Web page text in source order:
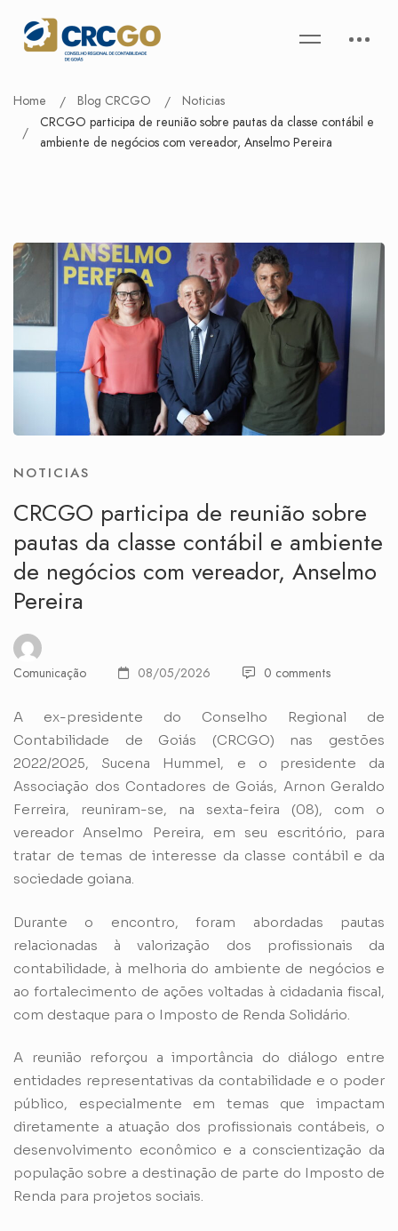
Home Blog CRCGO
Noticias
CRCGO participa de reunião sobre pautas da classe contábil e
ambiente de negócios com vereador, Anselmo Pereira
NOTICIAS
CRCGO participa de reunião sobre
pautas da classe contábil e ambiente
de negócios com vereador, Anselmo
Pereira
Comunicação 08/05/2026 0 comments
A ex-presidente do Conselho Regional de
Contabilidade de Goiás (CRCGO) nas gestões
2022/2025, Sucena Hummel, e o presidente da
Associação dos Contadores de Goiás, Arnon Geraldo
Ferreira, reuniram-se, na sexta-feira (08), com o
vereador Anselmo Pereira, em seu escritório, para
tratar de temas de interesse da classe contábil e da
sociedade goiana.
Durante o encontro, foram abordadas pautas
relacionadas à valorização dos profissionais da
contabilidade, à melhoria do ambiente de negócios e
ao fortalecimento de ações voltadas à cidadania fiscal,
com destaque para o Imposto de Renda Solidário.
A reunião reforçou a importância do diálogo entre
entidades representativas da contabilidade e o poder
público, especialmente em temas que impactam
diretamente a atuação dos profissionais contábeis, o
desenvolvimento econômico e a conscientização da
população sobre a destinação de parte do Imposto de
Renda para projetos sociais.